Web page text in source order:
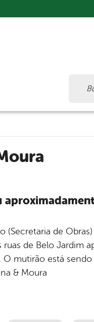
(Secretaria de
ruas de Belo Jardim
mutirão está
& Moura